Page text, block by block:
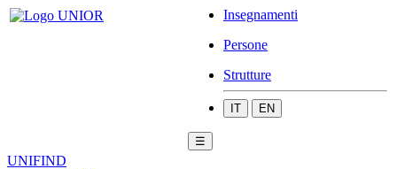
Insegnamenti
Persone
Strutture
IT EN
☰
UNIFIND